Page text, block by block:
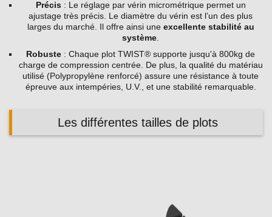
Précis : Le réglage par vérin micrométrique permet un
ajustage très précis. Le diamètre du vérin est l’un des plus
larges du marché. Il offre ainsi une excellente stabilité au
système.
Robuste : Chaque plot TWIST® supporte jusqu'à 800kg de
charge de compression centrée. De plus, la qualité du matériau
utilisé (Polypropylène renforcé) assure une résistance à toute
épreuve aux intempéries, U.V., et une stabilité remarquable.
Les différentes tailles de plots